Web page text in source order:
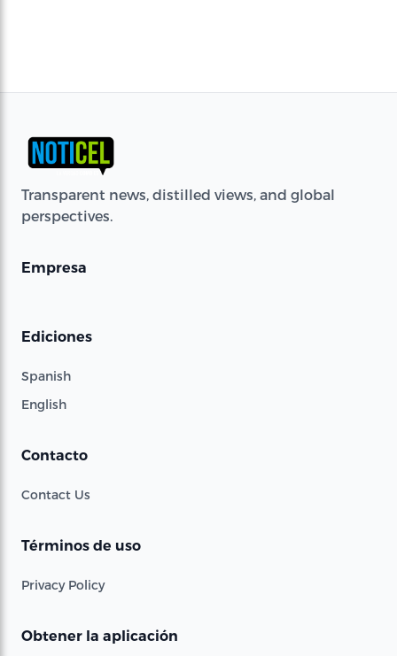
Transparent news, distilled views, and global
perspectives.
Empresa
Ediciones
Spanish
English
Contacto
Contact Us
Términos de uso
Privacy Policy
Obtener la aplicación